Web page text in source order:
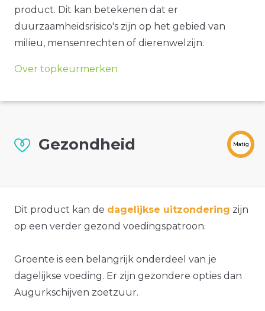
product. Dit kan betekenen dat er
duurzaamheidsrisico's zijn op het gebied van
milieu, mensenrechten of dierenwelzijn.
Over topkeurmerken
Gezondheid Matig
Dit product kan de dagelijkse uitzondering zijn
op een verder gezond voedingspatroon.
Groente is een belangrijk onderdeel van je
dagelijkse voeding. Er zijn gezondere opties dan
Augurkschijven zoetzuur.